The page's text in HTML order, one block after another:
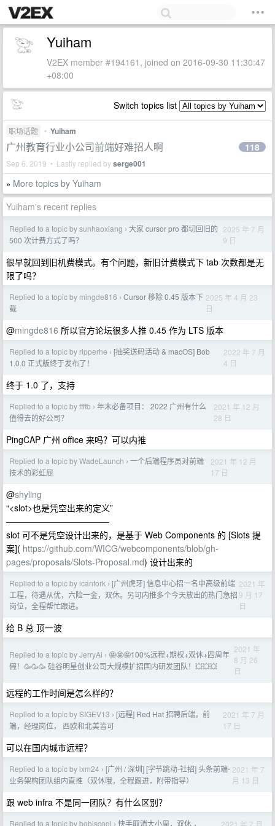
Yuiham
V2EX member #194161, joined on 2016-09-30 11:30:47
+08:00
Switch topics list
职场话题 • Yuiham
广州教育行业小公司前端好难招人啊
Sep 6, 2019 • Lastly replied byserge001
118
» More topics by Yuiham
Yuiham's recent replies
Replied to a topic by sunhaoxiang › 大家 cursor pro 都切回旧的
500 次计费方式了吗？
2025 年 7 月
9 日
很早就回到旧机费模式。有个问题，新旧计费模式下 tab 次数都是无
限了吗？
Replied to a topic by mingde816 › Cursor 移除 0.45 版本下
载
2025 年 4 月 23
日
@mingde816 所以官方论坛很多人推 0.45 作为 LTS 版本
Replied to a topic by ripperhe › [抽奖送码活动 & macOS] Bob
1.0.0 正式版终于发布了！
2022 年 7 月
4 日
终于 1.0 了，支持
Replied to a topic by ffffb › 年末必备项目： 2022 广州有什么
值得去的好公司？
2021 年 12 月
28 日
PingCAP 广州 office 来吗？可以内推
Replied to a topic by WadeLaunch › 一个后端程序员对前端
技术的彩虹屁
2021 年 12 月
17 日
@shyling
“<slot>也是凭空出来的定义”
————————————
slot 可不是凭空设计出来的，是基于 Web Components 的 [Slots 提
案]( https://github.com/WICG/webcomponents/blob/gh-
pages/proposals/Slots-Proposal.md) 设计出来的
Replied to a topic by icanfork › [广州虎牙] 信息中心招一名中高级前端
工程，待遇从优，六险一金，双休。另可内推多个今天放出的热门急招
岗位，全程帮忙跟进。
2021 年
9 月 17
日
给 B 总 顶一波
Replied to a topic by JerryAi › 🤩🤩🤩100%远程+期权+双休+四周年
假！🥳🥳🥳 硅谷明星创业公司大规模扩招国内研发团队！💥💥💥
2021 年
8 月 26
日
远程的工作时间是怎么样的？
Replied to a topic by SIGEV13 › [远程] Red Hat 招聘后端，前
端，经理岗位， 西欧和北美皆可
2021 年 7 月
17 日
可以在国内城市远程？
Replied to a topic by lxm24 › [广州 / 深圳] [字节跳动-社招] 头条前端-
业务架构团队组内直推（双休哦，全程跟进，附带指导）
2021 年 7
月 13 日
跟 web infra 不是同一团队？有什么区别？
Replied to a topic by bobiscool › 快手取消大小周，双休 ， 2021 年 7 月